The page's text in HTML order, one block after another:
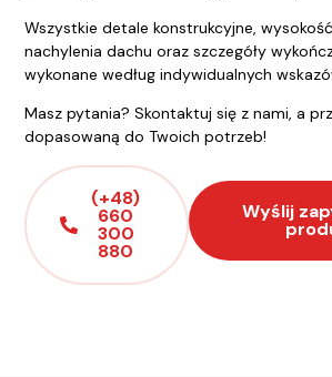
Wszystkie detale konstrukcyjne,
nachylenia dachu oraz szczegóły
wykonane według indywidualnych
Masz pytania? Skontaktuj się z nami, a
dopasowaną do Twoich potrzeb!
(+48)
660
300
880
Wyślij